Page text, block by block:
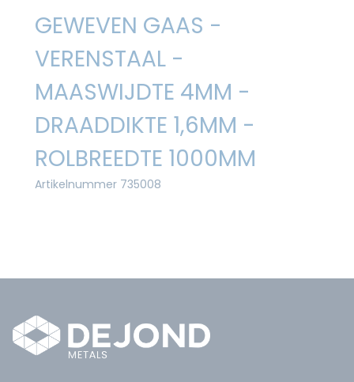
GEWEVEN GAAS -
VERENSTAAL -
MAASWIJDTE 4MM -
DRAADDIKTE 1,6MM -
ROLBREEDTE 1000MM
Artikelnummer 735008